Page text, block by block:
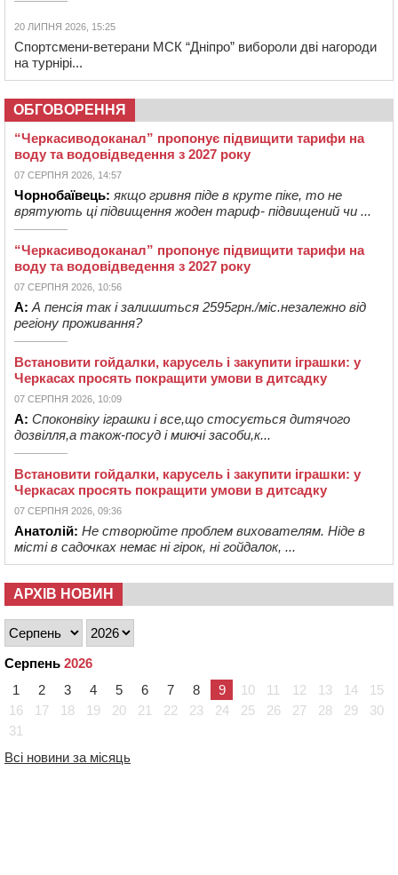
20 ЛИПНЯ 2026, 15:25
Спортсмени-ветерани МСК “Дніпро” вибороли дві нагороди
на турнірі...
ОБГОВОРЕННЯ
“Черкасиводоканал” пропонує підвищити тарифи на
воду та водовідведення з 2027 року
07 СЕРПНЯ 2026, 14:57
Чорнобаївець: якщо гривня піде в круте піке, то не
врятують ці підвищення жоден тариф- підвищений чи ...
“Черкасиводоканал” пропонує підвищити тарифи на
воду та водовідведення з 2027 року
07 СЕРПНЯ 2026, 10:56
А: А пенсія так і залишиться 2595грн./міс.незалежно від
регіону проживання?
Встановити гойдалки, карусель і закупити іграшки: у
Черкасах просять покращити умови в дитсадку
07 СЕРПНЯ 2026, 10:09
А: Споконвіку іграшки і все,що стосується дитячого
дозвілля,а також-посуд і миючі засоби,к...
Встановити гойдалки, карусель і закупити іграшки: у
Черкасах просять покращити умови в дитсадку
07 СЕРПНЯ 2026, 09:36
Анатолій: Не створюйте проблем вихователям. Ніде в
місті в садочках немає ні гірок, ні гойдалок, ...
АРХІВ НОВИН
Серпень 2026
1
2 3 4 5 6 7 8 9 10 11 12 13 14
15
16
17 18 19 20 21 22 23 24 25 26 27 28 29
30
31
Всі новини за місяць